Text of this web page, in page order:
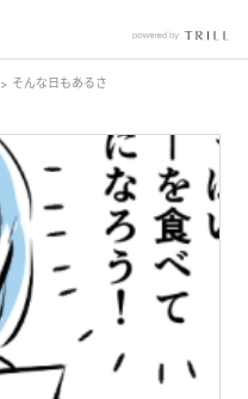
そんな日もあるさ